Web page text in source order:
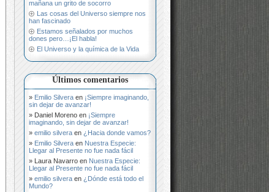
mañana un grito de socorro
Las cosas del Universo siempre nos
han fascinado
Estamos señalados por muchos
dones pero…¡El habla!
El Universo y la química de la Vida
Últimos comentarios
Emilio Silvera en ¡Siempre imaginando,
sin dejar de avanzar!
Daniel Moreno en ¡Siempre
imaginando, sin dejar de avanzar!
emilio silvera en ¿Hacia donde vamos?
Emilio Silvera en Nuestra Especie:
Llegar al Presente no fue nada fácil
Laura Navarro en Nuestra Especie:
Llegar al Presente no fue nada fácil
emilio silvera en ¿Dónde está todo el
Mundo?